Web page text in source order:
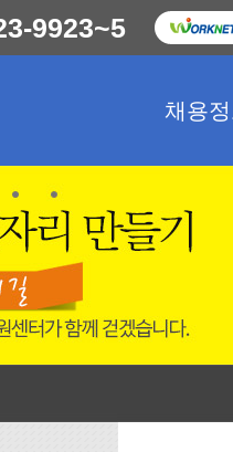
채용정
9923~5